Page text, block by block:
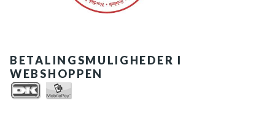
BETALINGSMULIGHEDER I
WEBSHOPPEN